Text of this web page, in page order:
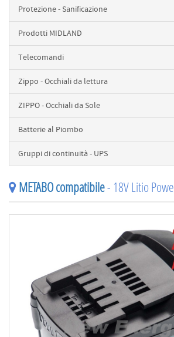
Protezione - Sanificazione
Prodotti MIDLAND
Telecomandi
Zippo - Occhiali da lettura
ZIPPO - Occhiali da Sole
Batterie al Piombo
Gruppi di continuità - UPS
METABO compatibile- 18V Litio